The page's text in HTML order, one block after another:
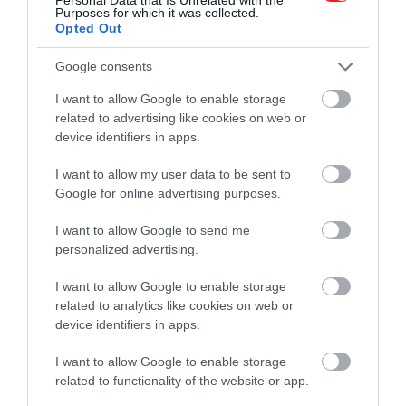
Purposes for which it was collected.
Opted Out
Google consents
I want to allow Google to enable storage
related to advertising like cookies on web or
device identifiers in apps.
I want to allow my user data to be sent to
Google for online advertising purposes.
I want to allow Google to send me
personalized advertising.
I want to allow Google to enable storage
related to analytics like cookies on web or
device identifiers in apps.
I want to allow Google to enable storage
related to functionality of the website or app.
megkaphatja a királyi hercegnő címét
jelenleg Anna hercegnő visel. A rangot
kapja, de nem jár automatikusan, és csak akkor
adományozható, ha éppen nincs élő viselője. Ez azt
jelenti, hogy Sarolta csak akkor kaphatná meg, ha
Vilmos már király lenne, Anna hercegnő pedig